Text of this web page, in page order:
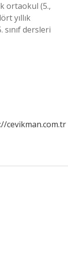
ortaokul (5.,
yıllık
sınıf dersleri
cevikman.com.tr